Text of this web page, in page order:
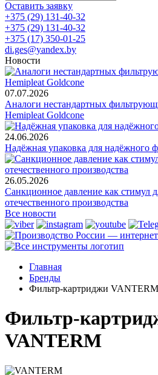
Оставить заявку
+375 (29) 131-40-32
+375 (29) 131-40-32
+375 (17) 350-01-25
di.ges@yandex.by
Новости
07.07.2026
Аналоги нестандартных
Hemipleat Goldcone
24.06.2026
Надёжная упаковка для надёжного
26.05.2026
Санкционное давление как стимул
отечественного производства
Все новости
Главная
Бренды
Фильтр-картриджи VANTERM
Фильтр-
VANTERM